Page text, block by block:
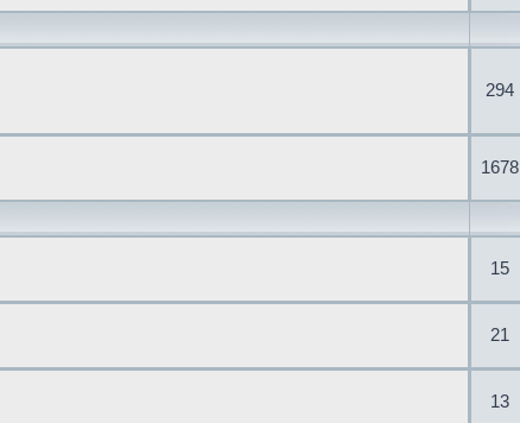
294
1678
15
21
13